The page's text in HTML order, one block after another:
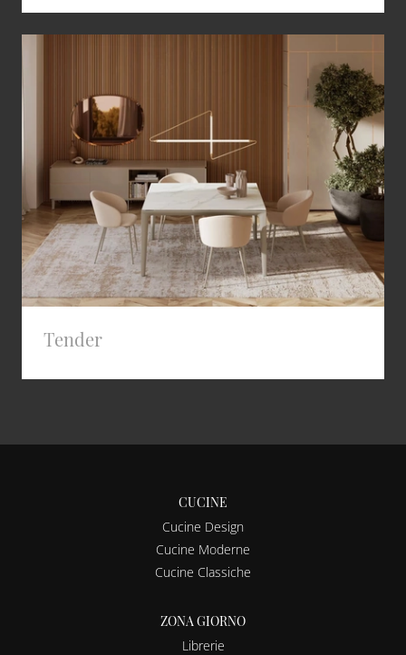
Tender
CUCINE
Cucine Design
Cucine Moderne
Cucine Classiche
ZONA GIORNO
Librerie